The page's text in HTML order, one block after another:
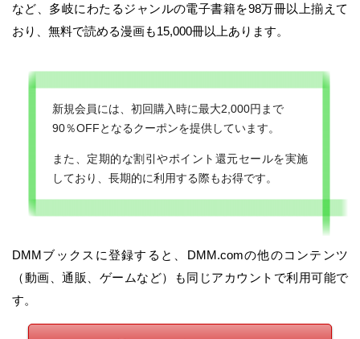
など、多岐にわたるジャンルの電子書籍を98万冊以上揃えて
おり、無料で読める漫画も15,000冊以上あります。
新規会員には、初回購入時に最大2,000円まで
90％OFFとなるクーポンを提供しています。
また、定期的な割引やポイント還元セールを実施
しており、長期的に利用する際もお得です。
DMMブックスに登録すると、DMM.comの他のコンテンツ
（動画、通販、ゲームなど）も同じアカウントで利用可能で
す。